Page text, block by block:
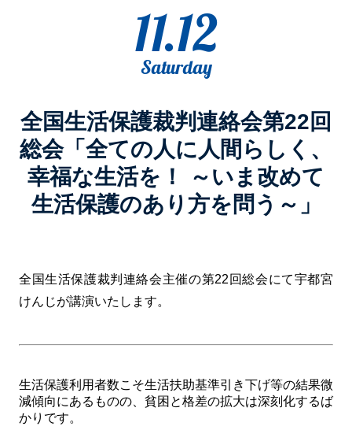
11.12
Saturday
全国生活保護裁判連絡会第22回
総会「全ての人に人間らしく、
幸福な生活を！ ～いま改めて
生活保護のあり方を問う～」
全国生活保護裁判連絡会主催の第22回総会にて宇都宮
けんじが講演いたします。
生活保護利用者数こそ生活扶助基準引き下げ等の結果微
減傾向にあるものの、貧困と格差の拡大は深刻化するば
かりです。